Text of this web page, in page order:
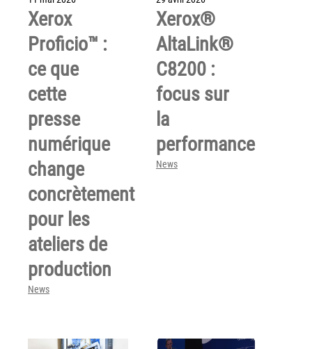
couleur
Imprimante multifonctions couleur Xerox® VersaLink®
C7120/C7125/C7130
Capture numérisation de documents
Services
Audit de Sécurité Informatique
Sécurité des Réseaux
Sécurité des périphériques d’impression
Gestion des documents
Mobilité
Service de Gestion d’impression (MPS)
Grand Lyon
Xerox
Proficio™ :
ce que
cette
presse
numérique
change
concrètement
pour les
ateliers de
production
News
Xerox®
AltaLink®
C8200 :
focus sur
la
performance
News